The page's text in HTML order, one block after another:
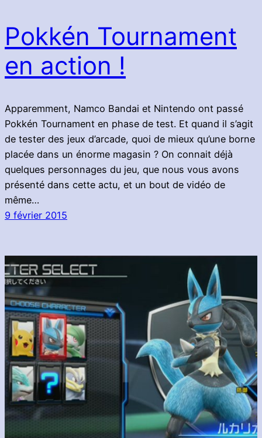
Pokkén Tournament
en action !
Apparemment, Namco Bandai et Nintendo ont passé
Pokkén Tournament en phase de test. Et quand il s’agit
de tester des jeux d’arcade, quoi de mieux qu’une borne
placée dans un énorme magasin ? On connait déjà
quelques personnages du jeu, que nous vous avons
présenté dans cette actu, et un bout de vidéo de
même…
9 février 2015